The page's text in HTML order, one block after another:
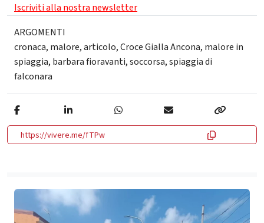
Iscriviti alla nostra newsletter
ARGOMENTI
cronaca, malore,articolo,Croce Gialla Ancona, malore in
spiaggia, barbara fioravanti,soccorsa,spiaggia di
falconara
https://vivere.me/fTPw